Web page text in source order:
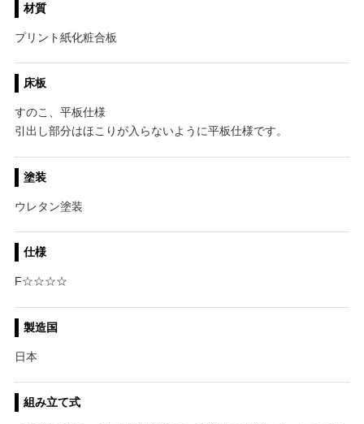
材質
プリント紙化粧合板
床板
すのこ、平板仕様
引出し部分はほこりが入らないように平板仕様です。
塗装
ウレタン塗装
仕様
F☆☆☆☆
製造国
日本
組み立て式